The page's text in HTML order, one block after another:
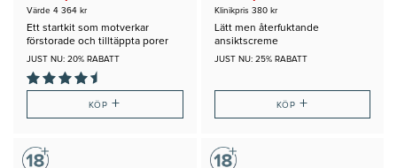
Värde 4 364 kr
Ett startkit som motverkar
förstorade och tilltäppta porer
JUST NU: 20% RABATT
KÖP+
Klinikpris 380 kr
Lätt men återfuktande
ansiktscreme
JUST NU: 25% RABATT
KÖP +